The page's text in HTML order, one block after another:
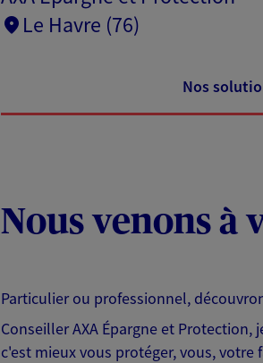
Le Havre (76)
Nos
Nous venons à
Particulier ou professionnel,
Conseiller AXA Épargne et
c'est mieux vous protéger, vous,